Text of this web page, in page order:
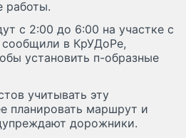
работы.
с 2:00 до 6:00 на участке с
в КрУДоРе,
установить п-образные
учитывать эту
планировать маршрут и
дорожники.